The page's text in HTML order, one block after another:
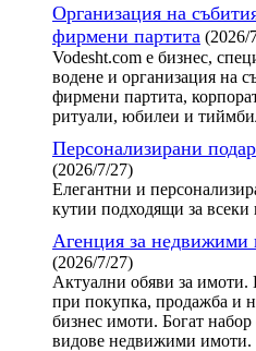
Организация на
фирмени партита (2026/
Vodesht.com е бизнес,
водене и организация на
фирмени партита,
ритуали, юбилеи и
Персонализирани
(2026/7/27)
Елегантни и
кутии подходящи за всеки
Агенция за
(2026/7/27)
Актуални обяви за имоти.
при покупка, продажба и
бизнес имоти. Богат
видове недвижими имоти.